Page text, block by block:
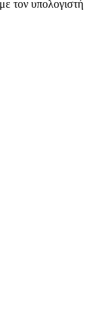
τον υπολογιστή